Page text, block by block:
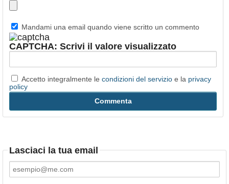
Mandami una email quando viene scritto un commento
CAPTCHA: Scrivi il valore visualizzato
Accetto integralmente le condizioni del servizio e la privacy
policy
Lasciaci la tua email